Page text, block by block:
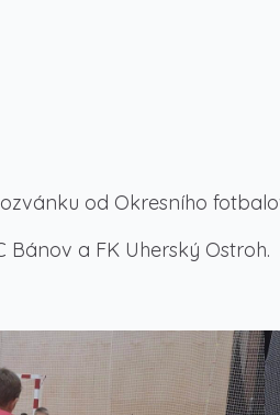
od Okresního
a FK Uherský Ostroh.